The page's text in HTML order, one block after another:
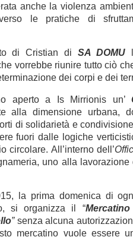
anche la violenza
le pratiche di
di Cristian di SA DOMU
vorrebbe riunire tutto ciò
dei corpi e dei
aperto a Is Mirrionis un’
alla dimensione urbana,
di solidarietà e
fuori dalle logiche
circolare. All’interno dell’
uno alla lavorazione
la prima domenica di
si organizza il “
” senza alcuna
mercatino vuole essere